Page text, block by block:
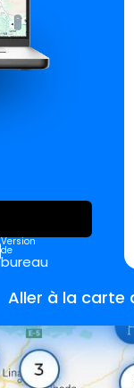
Version
de
bureau
Aller à la carte